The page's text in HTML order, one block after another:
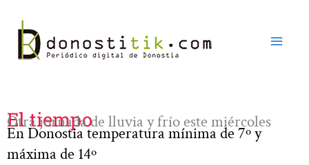
contenido
El tiempo
Otra jornada de lluvia y frío este miércoles
En Donostia temperatura mínima de 7º y
máxima de 14º